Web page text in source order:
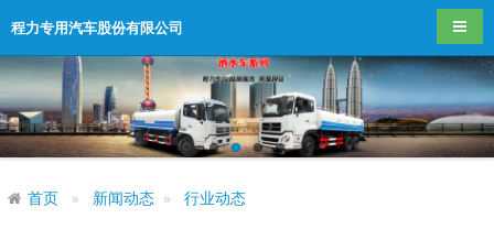
程力专用汽车股份有限公司 导航
首页 新闻动态 行业动态